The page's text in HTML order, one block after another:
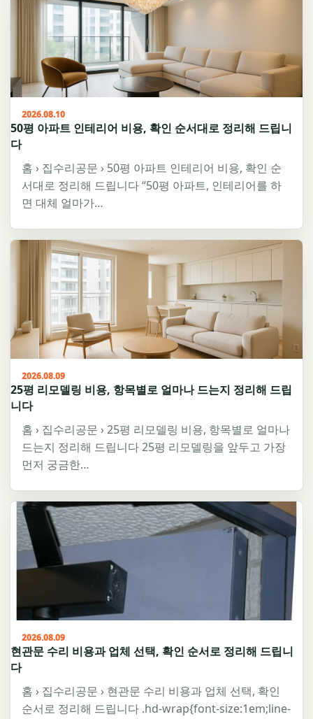
2026.08.10
50평 아파트 인테리어 비용, 확인 순서대로 정리해 드립니
다
홈 › 집수리공문 › 50평 아파트 인테리어 비용, 확인 순
서대로 정리해 드립니다 “50평 아파트, 인테리어를 하
면 대체 얼마가…
2026.08.09
25평 리모델링 비용, 항목별로 얼마나 드는지 정리해 드립
니다
홈 › 집수리공문 › 25평 리모델링 비용, 항목별로 얼마나
드는지 정리해 드립니다 25평 리모델링을 앞두고 가장
먼저 궁금한…
2026.08.09
현관문 수리 비용과 업체 선택, 확인 순서로 정리해 드립니
다
홈 › 집수리공문 › 현관문 수리 비용과 업체 선택, 확인
순서로 정리해 드립니다 .hd-wrap{font-size:1em;line-